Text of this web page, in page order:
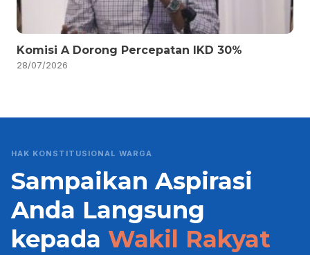
Komisi A Dorong Percepatan IKD 30%
28/07/2026
HAK KONSTITUSIONAL WARGA
Sampaikan Aspirasi
Anda Langsung
kepada Wakil Rakyat